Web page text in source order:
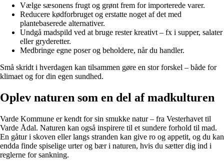
Vælge sæsonens frugt og grønt frem for importerede varer.
Reducere kødforbruget og erstatte noget af det med
plantebaserede alternativer.
Undgå madspild ved at bruge rester kreativt – fx i supper, salater
eller gryderetter.
Medbringe egne poser og beholdere, når du handler.
Små skridt i hverdagen kan tilsammen gøre en stor forskel – både for
klimaet og for din egen sundhed.
Oplev naturen som en del af madkulturen
Varde Kommune er kendt for sin smukke natur – fra Vesterhavet til
Varde Ådal. Naturen kan også inspirere til et sundere forhold til mad.
En gåtur i skoven eller langs stranden kan give ro og appetit, og du kan
endda finde spiselige urter og bær i naturen, hvis du sætter dig ind i
reglerne for sankning.